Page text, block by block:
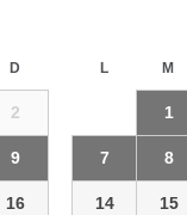
D
2
9
16
L M
1
7 8
14 15